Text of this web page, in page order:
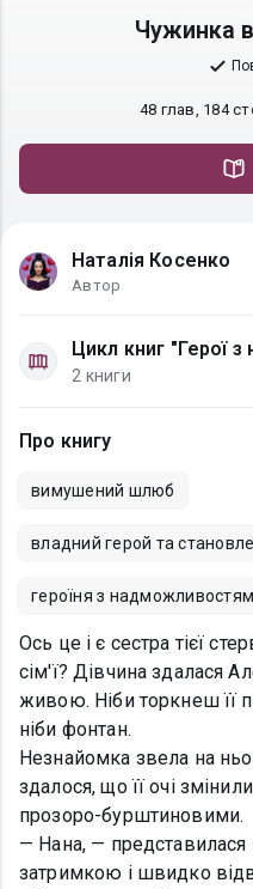
Чужинка
48 глав, 184
Наталія Косенко
Автор
Цикл книг "Герої
2 книги
Про книгу
вимушений шлюб
владний герой та
героїня з
Ось це і є сестра тієї
сім'ї? Дівчина здалася
живою. Ніби торкнеш її
ніби фонтан.
Незнайомка звела на
здалося, що її очі
прозоро-бурштиновими.
— Нана, —
затримкою і швидко